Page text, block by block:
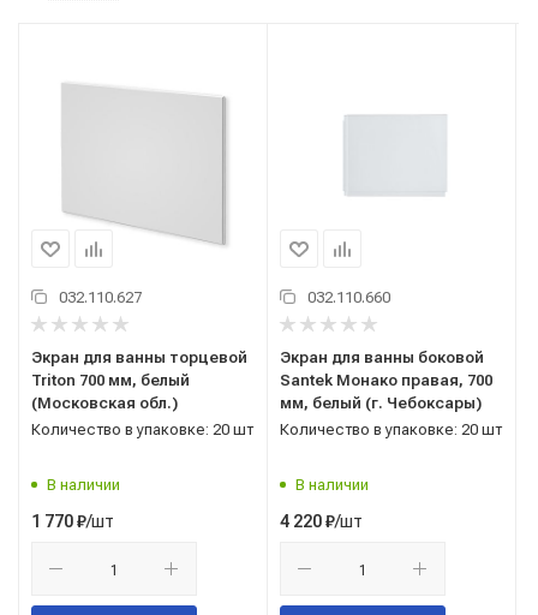
032.110.627
Экран для ванны торцевой
Triton 700 мм, белый
(Московская обл.)
Количество в упаковке: 20 шт
В наличии
1 770₽/шт
032.110.660
Экран для ванны боковой
Santek Монако правая, 700
мм, белый (г. Чебоксары)
Количество в упаковке: 20 шт
В наличии
4 220₽/шт